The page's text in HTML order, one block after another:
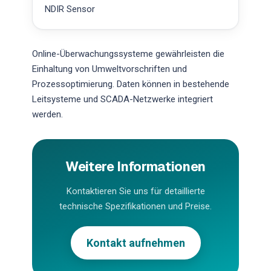
NDIR Sensor
Online-Überwachungssysteme gewährleisten die
Einhaltung von Umweltvorschriften und
Prozessoptimierung. Daten können in bestehende
Leitsysteme und SCADA-Netzwerke integriert
werden.
Weitere Informationen
Kontaktieren Sie uns für detaillierte
technische Spezifikationen und Preise.
Kontakt aufnehmen